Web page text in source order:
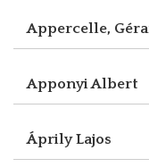
Appercelle,
Apponyi Albert
Áprily Lajos